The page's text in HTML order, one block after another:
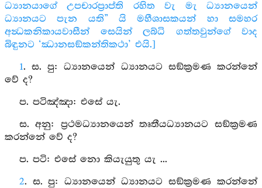
ධ්‍යානයාගේ උපචාරප්‍රාප්ති රහිත වැ මැ ධ්‍යානයෙන්
ධ්‍යානයට පැන යති” යි මහීශාසකයන් හා සමහර
අන්‍ධකනිකායවාසීන් සෙයින් ලබ්ධි ගත්තවුන්ගේ වාද
බිඳුනට ‘ඣානසඞ්කන්තිකථා’ එයි.]
1. ස. පු: ධ්‍යානයෙන් ධ්‍යානයට සඞ්ක්‍රමණ කරන්නේ
වේ ද?
ප. පටිඤ්‍ඤා: එසේ යැ.
ස. අනු: ප්‍රථමධ්‍යානයෙන් තෘතීයධ්‍යානයට සඞ්ක්‍රමණ
කරන්නේ වේ ද?
ප. පටි: එසේ නො කියැයුතු යැ ...
2. ස. පු: ධ්‍යානයෙන් ධ්‍යානයට සඞ්ක්‍රමණ කරන්නේ